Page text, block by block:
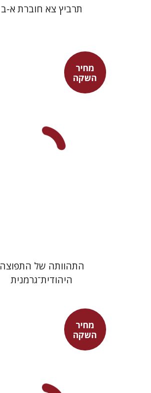
תרביץ צא חוברת א-ב
מחיר
השקה
מאירה טורצקי
התהוותה של התפוצה
היהודית־גרמנית
מחיר
השקה
אריסטו
עמית ברץ